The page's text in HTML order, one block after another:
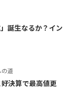
誕生なるか？イン
道
好決算で最高値更